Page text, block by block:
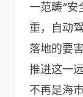
一范畴“安
重，自动
落地的要
推进这一
不再是海